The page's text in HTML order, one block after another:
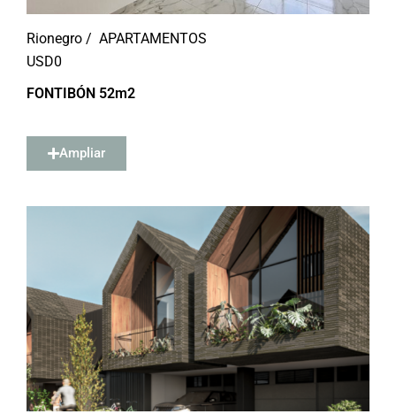
Rionegro / APARTAMENTOS
USD0
FONTIBÓN 52m2
Ampliar